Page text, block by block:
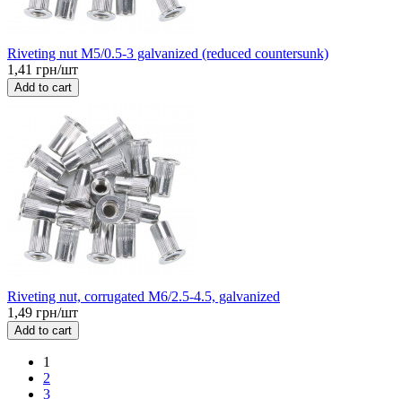
Riveting nut M5/0.5-3 galvanized (reduced countersunk)
1,41 грн/шт
Add to cart
Riveting nut, corrugated M6/2.5-4.5, galvanized
1,49 грн/шт
Add to cart
1
2
3